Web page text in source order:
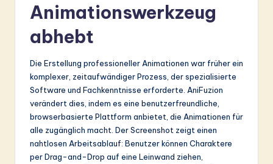
ft
w
In
Animationswerkzeug
abhebt
Die Erstellung professioneller Animationen war früher ein
komplexer, zeitaufwändiger Prozess, der spezialisierte
Software und Fachkenntnisse erforderte. AniFuzion
verändert dies, indem es eine benutzerfreundliche,
browserbasierte Plattform anbietet, die Animationen für
alle zugänglich macht. Der Screenshot zeigt einen
nahtlosen Arbeitsablauf: Benutzer können Charaktere
per Drag-and-Drop auf eine Leinwand ziehen,